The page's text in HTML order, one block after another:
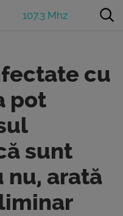
107.3 Mhz
cu
pot
sunt
nu, arată